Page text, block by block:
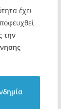
έχει
την